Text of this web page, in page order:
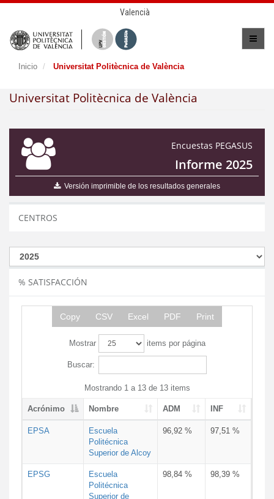
Valencià
Inicio Universitat Politècnica de València
Universitat Politècnica de València
Encuestas PEGASUS
Informe 2025
Versión imprimible de los resultados generales
CENTROS
% SATISFACCIÓN
Copy CSV Excel PDF Print
Mostrar items por página
Buscar:
Mostrando 1 a 13 de 13 items
Acrónimo Nombre ADM INF
EPSA
Escuela
Politécnica
Superior de Alcoy
96,92 % 97,51 %
EPSG
Escuela
Politécnica
Superior de
98,84 % 98,39 %